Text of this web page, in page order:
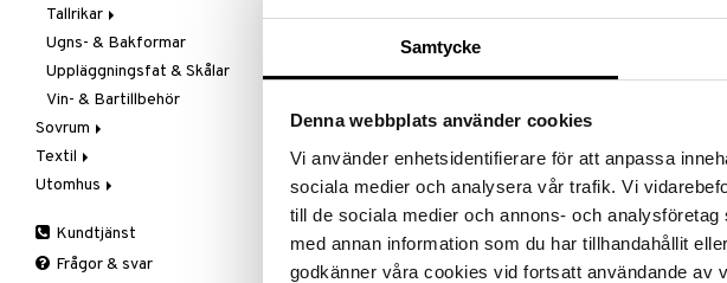
Samtycke
Denna webbplats använder cookies
Vi använder enhetsidentifierare för att anpassa
sociala medier och analysera vår trafik. Vi
till de sociala medier och annons- och
med annan information som du har tillhandahållit
godkänner våra cookies vid fortsatt användande av
Produktinfo
Satake Shāpu är en patenterad manuell knivslip för optimalt
polerstavar som anpassar sig efter knivseggen SAF* för
Diamantbelagda slipstavar för formslipning av knivseggen
keramiska brynstavar som underhåller, bryner/polerar
egg.
Notera först vilken slipvinkel din kniv har. Japansk vinkel är
20°. Placera Satake Shāpu på ett stabilt och plant underlag.
Flaskor
Matlådor
Termoskannor
Termosmuggar
Tallrikar
Assietter
Djupa tallrikar
Mattallrikar
Ugns- & Bakformar
Uppläggningsfat & Skålar
Vin- & Bartillbehör
Sovrum
Filtar & Plädar
Prydnadskuddar
Bäddset
Kuddar & Täcken
Tillbehör
Textil
Badrumstextilier
Filtar & Plädar
Kökstextilier
Utomhus
Friluftsliv
Grill & Grilltillbehör
Kundtjänst
Frågor & svar